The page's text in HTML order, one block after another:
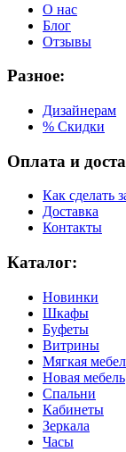
О нас
Блог
Отзывы
Разное:
Дизайнерам
% Скидки
Оплата и
Как сделать
Доставка
Контакты
Каталог:
Новинки
Шкафы
Буфеты
Витрины
Мягкая
Новая мебель
Спальни
Кабинеты
Зеркала
Часы